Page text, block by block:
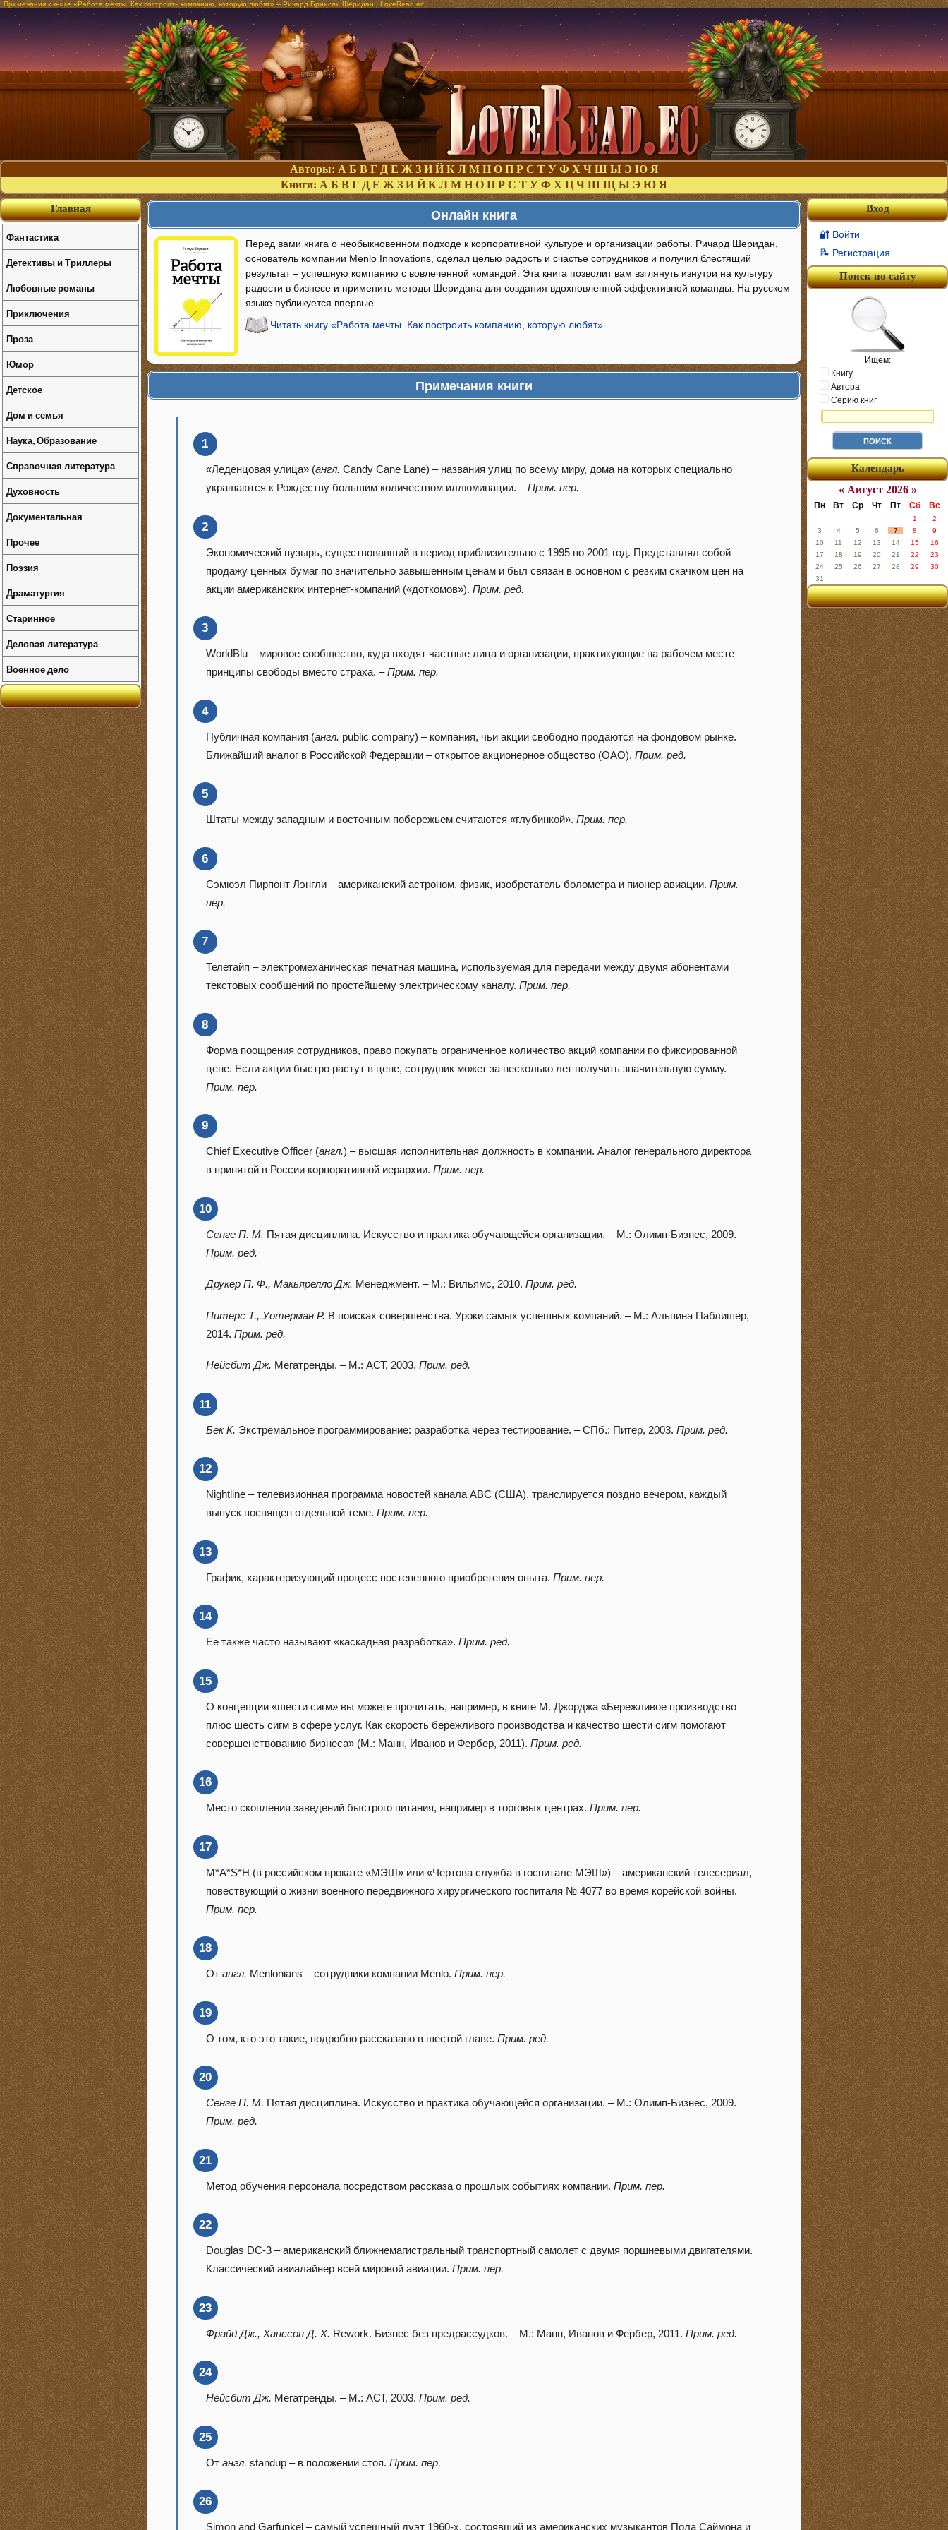
Примечания к книге «Работа мечты. Как построить компанию, которую любят» – Ричард Бринсли Шеридан | LoveRead.ec
Авторы: А Б В Г Д Е Ж З И Й К Л М Н О П Р С Т У Ф Х Ч Ш Ы Э Ю Я
Книги: А Б В Г Д Е Ж З И Й К Л М Н О П Р С Т У Ф Х Ц Ч Ш Щ Ы Э Ю Я
Онлайн книга
Перед вами книга о необыкновенном подходе к корпоративной культуре и организации работы. Ричард Шеридан,
основатель компании Menlo Innovations, сделал целью радость и счастье сотрудников и получил блестящий
результат – успешную компанию с вовлеченной командой. Эта книга позволит вам взглянуть изнутри на культуру
радости в бизнесе и применить методы Шеридана для создания вдохновленной эффективной команды. На русском
языке публикуется впервые.
Читать книгу «Работа мечты. Как построить компанию, которую любят»
Примечания книги
1
«Леденцовая улица» (англ. Candy Cane Lane) – названия улиц по всему миру, дома на которых специально
украшаются к Рождеству большим количеством иллюминации. –Прим. пер.
2
Экономический пузырь, существовавший в период приблизительно с 1995 по 2001 год. Представлял собой
продажу ценных бумаг по значительно завышенным ценам и был связан в основном с резким скачком цен на
акции американских интернет-компаний («доткомов»).Прим. ред.
3
WorldBlu – мировое сообщество, куда входят частные лица и организации, практикующие на рабочем месте
принципы свободы вместо страха. –Прим. пер.
4
Публичная компания (англ. public company) – компания, чьи акции свободно продаются на фондовом рынке.
Ближайший аналог в Российской Федерации – открытое акционерное общество (ОАО).Прим. ред.
5
Штаты между западным и восточным побережьем считаются «глубинкой».Прим. пер.
6
Сэмюэл Пирпонт Лэнгли – американский астроном, физик, изобретатель болометра и пионер авиации.Прим.
пер.
7
Телетайп – электромеханическая печатная машина, используемая для передачи между двумя абонентами
текстовых сообщений по простейшему электрическому каналу.Прим. пер.
8
Форма поощрения сотрудников, право покупать ограниченное количество акций компании по фиксированной
цене. Если акции быстро растут в цене, сотрудник может за несколько лет получить значительную сумму.
Прим. пер.
9
Chief Executive Officer (англ.) – высшая исполнительная должность в компании. Аналог генерального директора
в принятой в России корпоративной иерархии.Прим. пер.
10
Сенге П. М. Пятая дисциплина. Искусство и практика обучающейся организации. – М.: Олимп-Бизнес, 2009.
Прим. ред.
Друкер П. Ф., Макьярелло Дж. Менеджмент. – М.: Вильямс, 2010.Прим. ред.
Питерс Т., Уотерман Р. В поисках совершенства. Уроки самых успешных компаний. – М.: Альпина Паблишер,
2014.Прим. ред.
Нейсбит Дж. Мегатренды. – М.: АСТ, 2003.Прим. ред.
11
Бек К. Экстремальное программирование: разработка через тестирование. – СПб.: Питер, 2003.Прим. ред.
12
Nightline – телевизионная программа новостей канала ABC (США), транслируется поздно вечером, каждый
выпуск посвящен отдельной теме.Прим. пер.
13
График, характеризующий процесс постепенного приобретения опыта.Прим. пер.
14
Ее также часто называют «каскадная разработка».Прим. ред.
15
О концепции «шести сигм» вы можете прочитать, например, в книге М. Джорджа «Бережливое производство
плюс шесть сигм в сфере услуг. Как скорость бережливого производства и качество шести сигм помогают
совершенствованию бизнеса» (М.: Манн, Иванов и Фербер, 2011).Прим. ред.
16
Место скопления заведений быстрого питания, например в торговых центрах.Прим. пер.
17
M*A*S*H (в российском прокате «МЭШ» или «Чертова служба в госпитале МЭШ») – американский телесериал,
повествующий о жизни военного передвижного хирургического госпиталя № 4077 во время корейской войны.
Прим. пер.
18
Отангл. Menlonians – сотрудники компании Menlo.Прим. пер.
19
О том, кто это такие, подробно рассказано в шестой главе.Прим. ред.
20
Сенге П. М. Пятая дисциплина. Искусство и практика обучающейся организации. – М.: Олимп-Бизнес, 2009.
Прим. ред.
21
Метод обучения персонала посредством рассказа о прошлых событиях компании.Прим. пер.
22
Douglas DC-3 – американский ближнемагистральный транспортный самолет с двумя поршневыми двигателями.
Классический авиалайнер всей мировой авиации.Прим. пер.
23
Фрайд Дж., Ханссон Д. Х. Rework. Бизнес без предрассудков. – М.: Манн, Иванов и Фербер, 2011.Прим. ред.
24
Нейсбит Дж. Мегатренды. – М.: АСТ, 2003.Прим. ред.
25
Отангл. standup – в положении стоя.Прим. пер.
26
Simon and Garfunkel – самый успешный дуэт 1960-х, состоявший из американских музыкантов Пола Саймона и
Вход
🔐 Войти
📝 Регистрация
Поиск по сайту
Ищем:
Книгу
Автора
Серию книг
Календарь
« Август 2026 »
Пн Вт Ср Чт Пт Сб Вс
1
2
3
4 5 6 7 8
9
10
11 12 13 14 15
16
17
18 19 20 21 22
23
24
25 26 27 28 29
30
31
Главная
Фантастика
Детективы и Триллеры
Любовные романы
Приключения
Проза
Юмор
Детское
Дом и семья
Наука, Образование
Справочная литература
Духовность
Документальная
Прочее
Поэзия
Драматургия
Старинное
Деловая литература
Военное дело